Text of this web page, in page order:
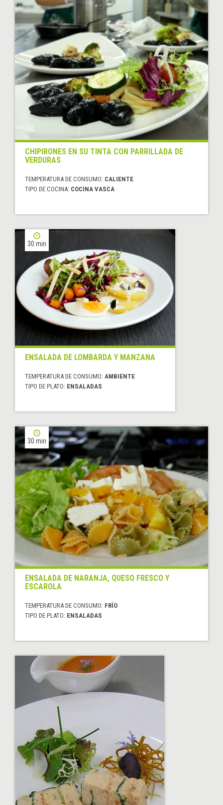
CHIPIRONES EN SU TINTA CON PARRILLADA DE
VERDURAS
TEMPERATURA DE CONSUMO: CALIENTE
TIPO DE COCINA: COCINA VASCA
30 min
ENSALADA DE LOMBARDA Y MANZANA
TEMPERATURA DE CONSUMO: AMBIENTE
TIPO DE PLATO: ENSALADAS
30 min
ENSALADA DE NARANJA, QUESO FRESCO Y
ESCAROLA
TEMPERATURA DE CONSUMO: FRÍO
TIPO DE PLATO: ENSALADAS